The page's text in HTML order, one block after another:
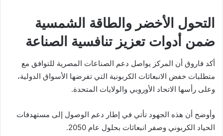
التحول الأخضر والطاقة الشمسية
ضمن أدوات تعزيز تنافسية الصناعة
أكد فاروق أن المركز يواصل دعم الصناعات المصرية للتوافق مع
متطلبات خفض الانبعاثات الكربونية التي تفرضها الأسواق الدولية،
وعلى رأسها الاتحاد الأوروبي والولايات المتحدة.
وأوضح أن هذه الجهود تأتي في إطار دعم الوصول إلى مستهدفات
الحياد الكربوني وصفر انبعاثات بحلول عام 2050.